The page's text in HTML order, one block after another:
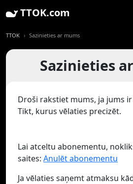
TTOK.com
TTOK Sazinieties ar mums
Sazinieties
Droši rakstiet mums, ja jums
Tikt, kurus vēlaties precizēt.
Lai atceltu abonementu,
saites: Anulēt abonementu
Ja vēlaties saņemt atmaksu